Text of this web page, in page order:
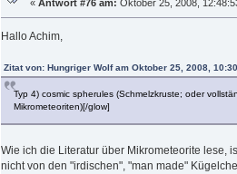
«Antwort #76 am: Oktober 25, 2008,
Hallo Achim,
Zitat von: Hungriger Wolf am Oktober 25, 2008,
Typ 4) cosmic spherules (Schmelzkruste; oder
Mikrometeoriten)[/glow]
Wie ich die Literatur über Mikrometeorite lese,
nicht von den "irdischen", "man made"